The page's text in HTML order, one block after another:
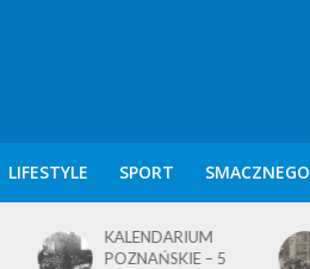
LIFESTYLE SPORT SMACZNEGO
KALENDARIUM
POZNAŃSKIE – 5